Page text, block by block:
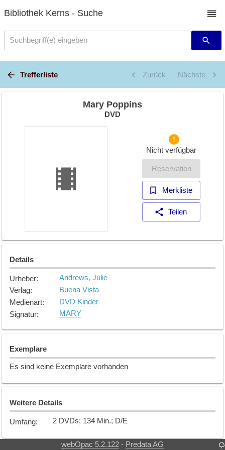
Bibliothek Kerns - Suche
Suchbegriff(e) eingeben
Trefferliste Zurück Nächste
Mary Poppins
DVD
Nicht verfügbar
Reservation
Merkliste
Teilen
Details
Urheber:
Andrews, Julie
Verlag:
Buena Vista
Medienart:
DVD Kinder
Signatur: MARY
Exemplare
Es sind keine Exemplare vorhanden
Weitere Details
Umfang: 2 DVDs; 134 Min.; D/E
webOpac 5.2.122 - Predata AG